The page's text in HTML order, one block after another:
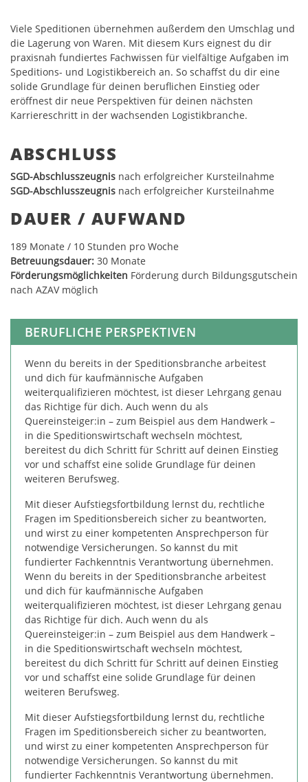
Viele Speditionen übernehmen außerdem den Umschlag und
die Lagerung von Waren. Mit diesem Kurs eignest du dir
praxisnah fundiertes Fachwissen für vielfältige Aufgaben im
Speditions- und Logistikbereich an. So schaffst du dir eine
solide Grundlage für deinen beruflichen Einstieg oder
eröffnest dir neue Perspektiven für deinen nächsten
Karriereschritt in der wachsenden Logistikbranche.
ABSCHLUSS
SGD-Abschlusszeugnis nach erfolgreicher Kursteilnahme
SGD-Abschlusszeugnis nach erfolgreicher Kursteilnahme
DAUER / AUFWAND
189 Monate / 10 Stunden pro Woche
Betreuungsdauer: 30 Monate
Förderungsmöglichkeiten Förderung durch Bildungsgutschein
nach AZAV möglich
BERUFLICHE PERSPEKTIVEN
Wenn du bereits in der Speditionsbranche arbeitest
und dich für kaufmännische Aufgaben
weiterqualifizieren möchtest, ist dieser Lehrgang genau
das Richtige für dich. Auch wenn du als
Quereinsteiger:in – zum Beispiel aus dem Handwerk –
in die Speditionswirtschaft wechseln möchtest,
bereitest du dich Schritt für Schritt auf deinen Einstieg
vor und schaffst eine solide Grundlage für deinen
weiteren Berufsweg.
Mit dieser Aufstiegsfortbildung lernst du, rechtliche
Fragen im Speditionsbereich sicher zu beantworten,
und wirst zu einer kompetenten Ansprechperson für
notwendige Versicherungen. So kannst du mit
fundierter Fachkenntnis Verantwortung übernehmen.
Wenn du bereits in der Speditionsbranche arbeitest
und dich für kaufmännische Aufgaben
weiterqualifizieren möchtest, ist dieser Lehrgang genau
das Richtige für dich. Auch wenn du als
Quereinsteiger:in – zum Beispiel aus dem Handwerk –
in die Speditionswirtschaft wechseln möchtest,
bereitest du dich Schritt für Schritt auf deinen Einstieg
vor und schaffst eine solide Grundlage für deinen
weiteren Berufsweg.
Mit dieser Aufstiegsfortbildung lernst du, rechtliche
Fragen im Speditionsbereich sicher zu beantworten,
und wirst zu einer kompetenten Ansprechperson für
notwendige Versicherungen. So kannst du mit
fundierter Fachkenntnis Verantwortung übernehmen.